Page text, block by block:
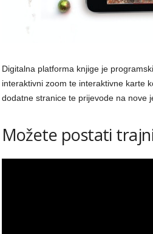
Digitalna platforma knjige je
interaktivni zoom te interaktivne karte
dodatne stranice te prijevode na nove
Možete postati